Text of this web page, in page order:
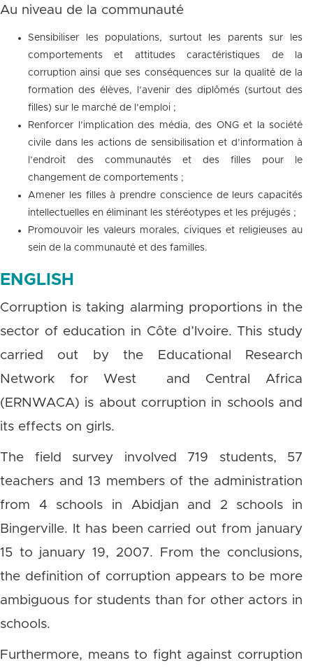
Au niveau de la communauté
Sensibiliser les populations, surtout les parents sur les
comportements et attitudes caractéristiques de la
corruption ainsi que ses conséquences sur la qualité de la
formation des élèves, l’avenir des diplômés (surtout des
filles) sur le marché de l’emploi ;
Renforcer l’implication des média, des ONG et la société
civile dans les actions de sensibilisation et d’information à
l’endroit des communautés et des filles pour le
changement de comportements ;
Amener les filles à prendre conscience de leurs capacités
intellectuelles en éliminant les stéréotypes et les préjugés ;
Promouvoir les valeurs morales, civiques et religieuses au
sein de la communauté et des familles.
ENGLISH
Corruption is taking alarming proportions in the
sector of education in Côte d’Ivoire. This study
carried out by the Educational Research
Network for West and Central Africa
(ERNWACA) is about corruption in schools and
its effects on girls.
The field survey involved 719 students, 57
teachers and 13 members of the administration
from 4 schools in Abidjan and 2 schools in
Bingerville. It has been carried out from january
15 to january 19, 2007. From the conclusions,
the definition of corruption appears to be more
ambiguous for students than for other actors in
schools.
Furthermore, means to fight against corruption